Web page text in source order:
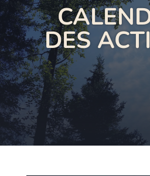
DES